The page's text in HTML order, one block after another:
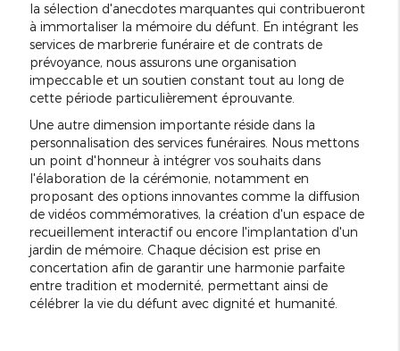
la sélection d'anecdotes marquantes qui contribueront
à immortaliser la mémoire du défunt. En intégrant les
services de marbrerie funéraire et de contrats de
prévoyance, nous assurons une organisation
impeccable et un soutien constant tout au long de
cette période particulièrement éprouvante.
Une autre dimension importante réside dans la
personnalisation des services funéraires. Nous mettons
un point d'honneur à intégrer vos souhaits dans
l'élaboration de la cérémonie, notamment en
proposant des options innovantes comme la diffusion
de vidéos commémoratives, la création d'un espace de
recueillement interactif ou encore l'implantation d'un
jardin de mémoire. Chaque décision est prise en
concertation afin de garantir une harmonie parfaite
entre tradition et modernité, permettant ainsi de
célébrer la vie du défunt avec dignité et humanité.